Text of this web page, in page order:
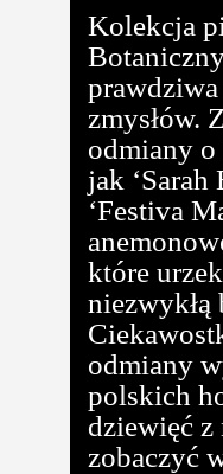
Kolekcja
zmysłów.
odmiany o
jak ‘Sarah
‘Festiva
które
niezwykłą
odmiany
polskich
dziewięć z
zobaczyć